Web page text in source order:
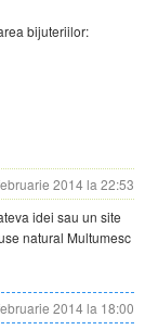
bijuteriilor:
2014 la 22:53
idei sau un site
natural Multumesc
2014 la 18:00